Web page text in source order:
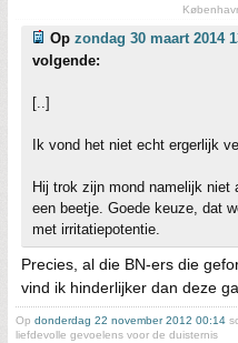
Op zondag 30 maart 2014
volgende:
[..]
Ik vond het niet echt ergerlijk
Hij trok zijn mond namelijk niet
een beetje. Goede keuze, dat
met irritatiepotentie.
Precies, al die BN-ers die
vind ik hinderlijker dan deze
Op donderdag 22 november 2012 00:14
liefdevolle gevoelens voor de duisternis